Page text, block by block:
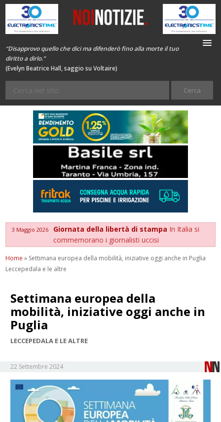
“Disapprovo quello che dici ma difenderò fino alla morte il tuo
diritto a dirlo.”
(Evelyn Beatrice Hall, saggio su Voltaire)
3 Maggio 2026 Giornata della libertà di stampa In Italia si
commemorano i giornalisti uccisi
Home » Settimana europea della mobilità, iniziative oggi anche in Puglia
Leccepedala e le altre
Settimana europea della
mobilità, iniziative oggi anche in
Puglia
LECCEPEDALA E LE ALTRE
22 Settembre 2024